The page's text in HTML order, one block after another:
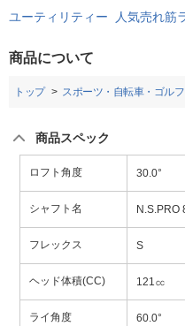
ユーティリティー 人気売れ筋
商品について
トップ スポーツ・自転車・ゴルフ
商品スペック
ロフト角度 30.0°
シャフト名 N.S.PRO
フレックス S
ヘッド体積(CC) 121㏄
ライ角度 60.0°